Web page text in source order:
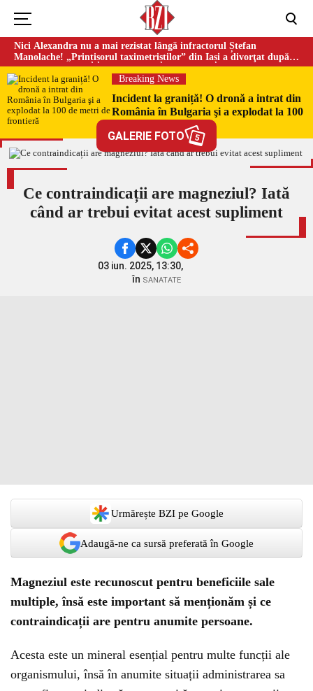
Nici Alexandra nu a mai rezistat lângă infractorul Ștefan
Manolache! „Prințișorul taximetriștilor” din Iași a divorţat după
doi ani de căsnicie
Breaking News
Incident la graniță! O dronă a intrat din
România în Bulgaria şi a explodat la 100
de metri de frontieră
GALERIE FOTO 5
Ce contraindicații are magneziul? Iată
când ar trebui evitat acest supliment
03 iun. 2025, 13:30,
în SANATATE
Urmărește BZI pe Google
Adaugă-ne ca sursă preferată în Google
Magneziul este recunoscut pentru beneficiile sale
multiple, însă este important să menționăm și ce
contraindicații are pentru anumite persoane.
Acesta este un mineral esențial pentru multe funcții ale
organismului, însă în anumite situații administrarea sa